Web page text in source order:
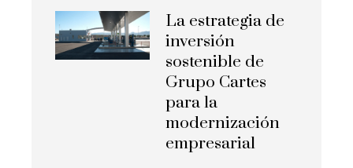
La estrategia de
inversión
sostenible de
Grupo Cartes
para la
modernización
empresarial